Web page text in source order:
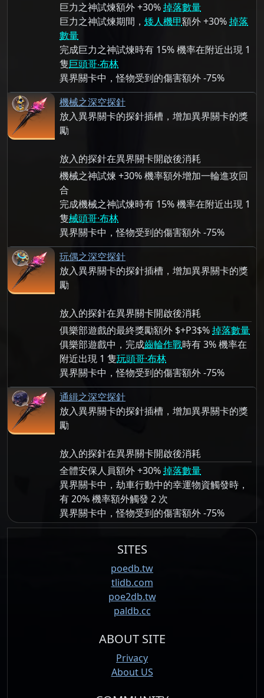
巨力之神試煉額外 +30%掉落數量
巨力之神試煉期間， 矮人機甲額外 +30%掉落
數量
完成巨力之神試煉時有 15% 機率在附近出現 1
隻巨頭哥‧布林
異界關卡中，怪物受到的傷害額外 -75%
機械之深空探針
放入異界關卡的探針插槽，增加異界關卡的獎
勵
放入的探針在異界關卡開啟後消耗
機械之神試煉 +30% 機率額外增加一輪進攻回
合
完成機械之神試煉時有 15% 機率在附近出現 1
隻械頭哥·布林
異界關卡中，怪物受到的傷害額外 -75%
玩偶之深空探針
放入異界關卡的探針插槽，增加異界關卡的獎
勵
放入的探針在異界關卡開啟後消耗
俱樂部遊戲的最終獎勵額外 $+P3$%掉落數量
俱樂部遊戲中，完成齒輪作戰時有 3% 機率在
附近出現 1 隻玩頭哥·布林
異界關卡中，怪物受到的傷害額外 -75%
通緝之深空探針
放入異界關卡的探針插槽，增加異界關卡的獎
勵
放入的探針在異界關卡開啟後消耗
全體安保人員額外 +30%掉落數量
異界關卡中，劫車行動中的幸運物資觸發時，
有 20% 機率額外觸發 2 次
異界關卡中，怪物受到的傷害額外 -75%
SITES
poedb.tw
tlidb.com
poe2db.tw
paldb.cc
ABOUT SITE
Privacy
About US